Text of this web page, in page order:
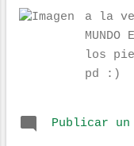
SIN
EL
TI
a la
MUNDO
los
pd :)
Publicar un